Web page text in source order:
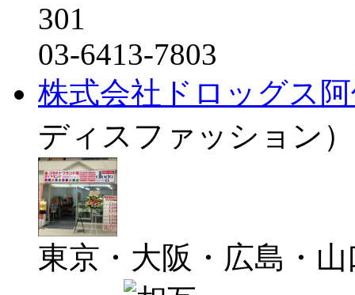
301
03-6413-7803
株式会社ドロッグス
ディスファッション）
東京・大阪・広島・